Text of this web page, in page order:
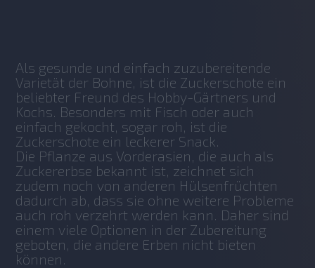
Als gesunde und einfach zuzubereitende
Varietät der Bohne, ist die Zuckerschote ein
beliebter Freund des Hobby-Gärtners und
Kochs. Besonders mit Fisch oder auch
einfach gekocht, sogar roh, ist die
Zuckerschote ein leckerer Snack.
Die Pflanze aus Vorderasien, die auch als
Zuckererbse bekannt ist, zeichnet sich
zudem noch von anderen Hülsenfrüchten
dadurch ab, dass sie ohne weitere Probleme
auch roh verzehrt werden kann. Daher sind
einem viele Optionen in der Zubereitung
geboten, die andere Erben nicht bieten
können.